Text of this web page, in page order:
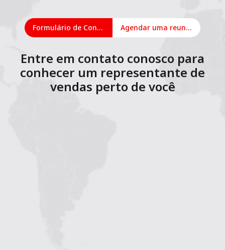
Formulário de Contato Agendar uma reunião on-line
Entre em contato conosco para
conhecer um representante de
vendas perto de você